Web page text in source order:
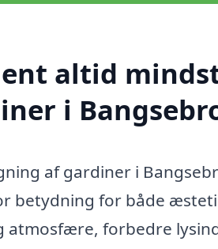
altid
i
af gardiner i
betydning for både
atmosfære, forbedre